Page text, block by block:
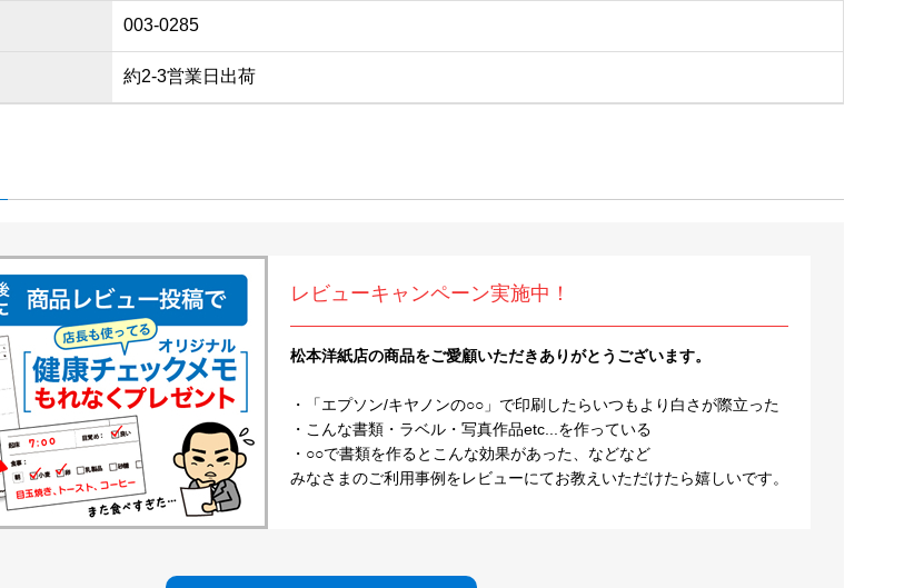
003-0285
約2-3営業日出荷
レビューキャンペーン実施中！
松本洋紙店の商品をご愛顧いただきありがとうございます。
・「エプソン/キヤノンの○○」で印刷したらいつもより白さが際立った
・こんな書類・ラベル・写真作品etc...を作っている
・○○で書類を作るとこんな効果があった、などなど
みなさまのご利用事例をレビューにてお教えいただけたら嬉しいです。